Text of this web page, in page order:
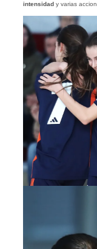
intensidady varias